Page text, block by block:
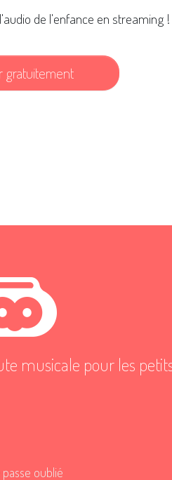
de l'enfance en streaming !
gratuitement
musicale pour les
oublié